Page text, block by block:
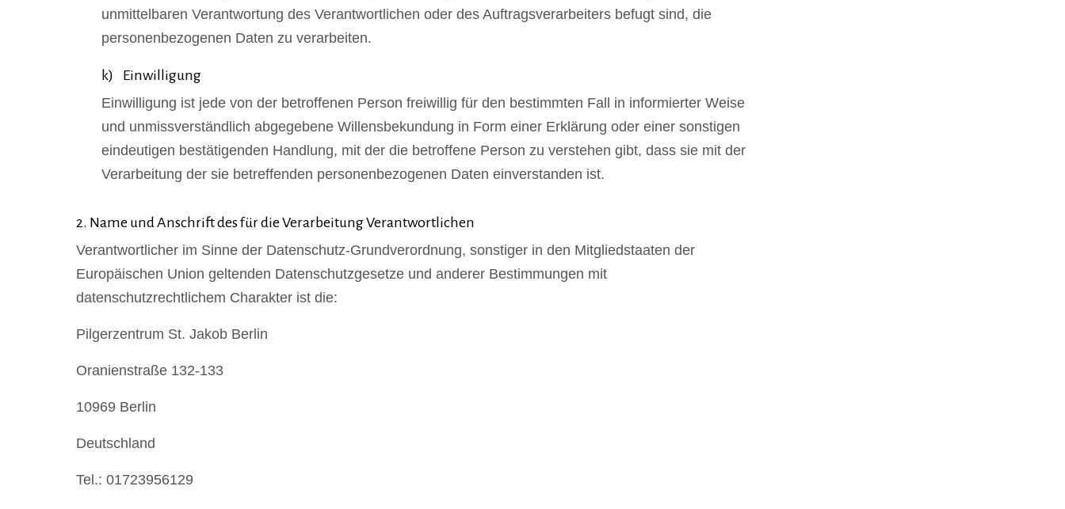
unmittelbaren Verantwortung des Verantwortlichen oder des Auftragsverarbeiters befugt sind, die
personenbezogenen Daten zu verarbeiten.
k) Einwilligung
Einwilligung ist jede von der betroffenen Person freiwillig für den bestimmten Fall in informierter Weise
und unmissverständlich abgegebene Willensbekundung in Form einer Erklärung oder einer sonstigen
eindeutigen bestätigenden Handlung, mit der die betroffene Person zu verstehen gibt, dass sie mit der
Verarbeitung der sie betreffenden personenbezogenen Daten einverstanden ist.
2. Name und Anschrift des für die Verarbeitung Verantwortlichen
Verantwortlicher im Sinne der Datenschutz-Grundverordnung, sonstiger in den Mitgliedstaaten der
Europäischen Union geltenden Datenschutzgesetze und anderer Bestimmungen mit
datenschutzrechtlichem Charakter ist die:
Pilgerzentrum St. Jakob Berlin
Oranienstraße 132-133
10969 Berlin
Deutschland
Tel.: 01723956129